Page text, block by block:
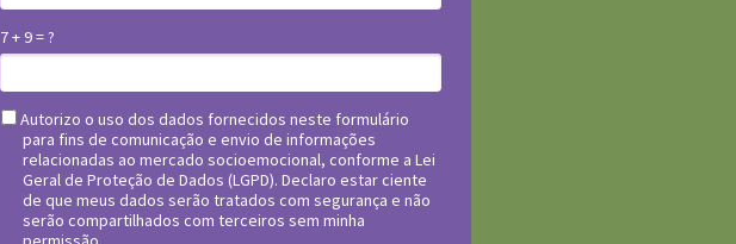
7 + 9 = ?
Autorizo o uso dos dados fornecidos neste formulário
para fins de comunicação e envio de informações
relacionadas ao mercado socioemocional, conforme a Lei
Geral de Proteção de Dados (LGPD). Declaro estar ciente
de que meus dados serão tratados com segurança e não
serão compartilhados com terceiros sem minha